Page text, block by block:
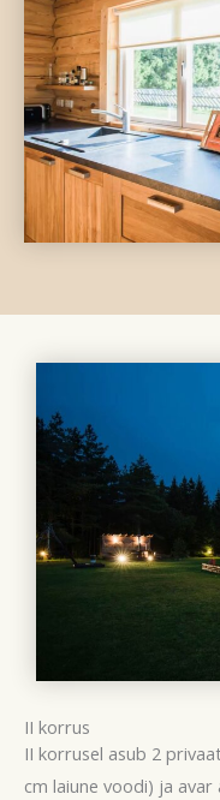
II korrus
II korrusel asub 2
cm laiune voodi) ja